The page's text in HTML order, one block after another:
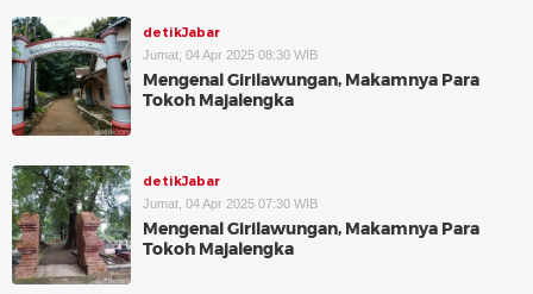
detikJabar
Jumat, 04 Apr 2025 08:30 WIB
Mengenal Girilawungan, Makamnya Para
Tokoh Majalengka
detikJabar
Jumat, 04 Apr 2025 07:30 WIB
Mengenal Girilawungan, Makamnya Para
Tokoh Majalengka